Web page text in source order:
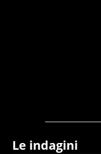
Le indagini